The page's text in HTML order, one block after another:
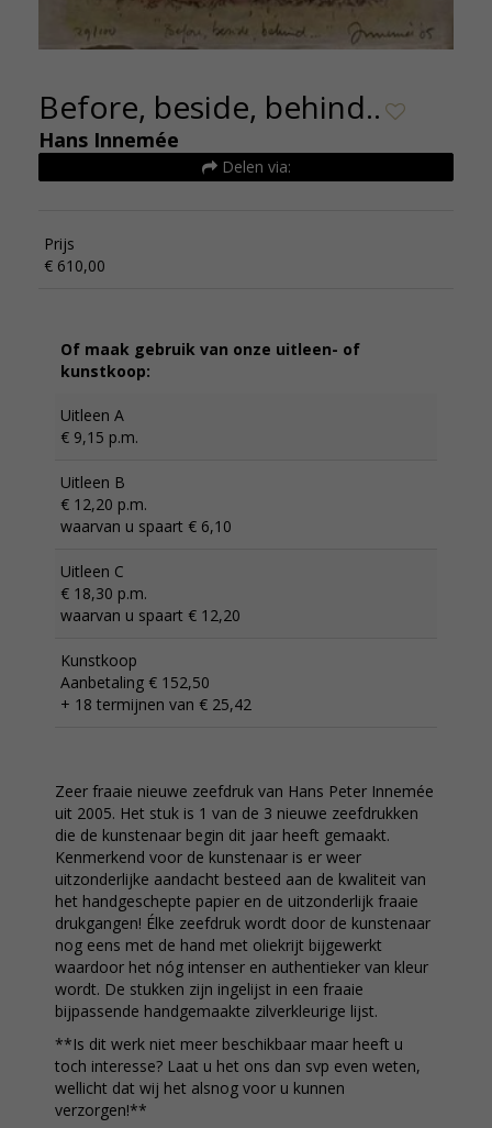
Before, beside, behind..
Hans Innemée
Delen via:
Prijs
€ 610,00
Of maak gebruik van onze uitleen- of
kunstkoop:
Uitleen A
€ 9,15 p.m.
Uitleen B
€ 12,20 p.m.
waarvan u spaart € 6,10
Uitleen C
€ 18,30 p.m.
waarvan u spaart € 12,20
Kunstkoop
Aanbetaling € 152,50
+ 18 termijnen van € 25,42
Zeer fraaie nieuwe zeefdruk van Hans Peter Innemée
uit 2005. Het stuk is 1 van de 3 nieuwe zeefdrukken
die de kunstenaar begin dit jaar heeft gemaakt.
Kenmerkend voor de kunstenaar is er weer
uitzonderlijke aandacht besteed aan de kwaliteit van
het handgeschepte papier en de uitzonderlijk fraaie
drukgangen! Élke zeefdruk wordt door de kunstenaar
nog eens met de hand met oliekrijt bijgewerkt
waardoor het nóg intenser en authentieker van kleur
wordt. De stukken zijn ingelijst in een fraaie
bijpassende handgemaakte zilverkleurige lijst.
**Is dit werk niet meer beschikbaar maar heeft u
toch interesse? Laat u het ons dan svp even weten,
wellicht dat wij het alsnog voor u kunnen
verzorgen!**